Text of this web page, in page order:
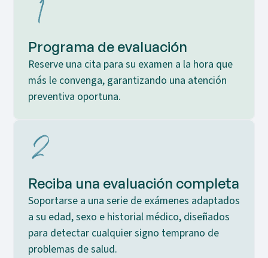
Programa de evaluación
Reserve una cita para su examen a la hora que
más le convenga, garantizando una atención
preventiva oportuna.
Reciba una evaluación completa
Soportarse a una serie de exámenes adaptados
a su edad, sexo e historial médico, diseñados
para detectar cualquier signo temprano de
problemas de salud.